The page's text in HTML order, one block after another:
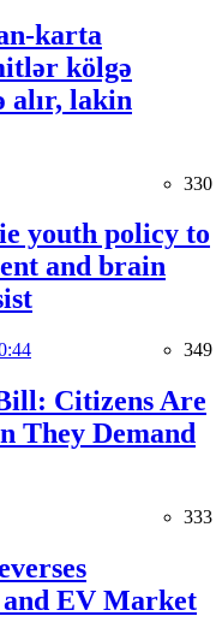
karta
kölgə
alır, lakin
330
youth policy to
and brain
349
Citizens Are
They Demand
333
EV Market